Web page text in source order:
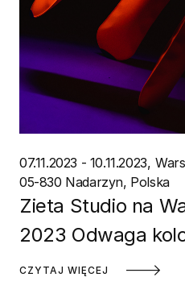
07.11.2023 - 10.11.2023
05-830 Nadarzyn, Polska
Zieta Studio na
2023 Odwaga
CZYTAJ WIĘCEJ